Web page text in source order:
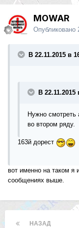
MOWAR
Опубликовано
В 22.11.2015 в
В 22.11.2015
Нужно смотреть
во втором ряду.
163й дорест
вот именно на таком я
сообщениях выше.
НАЗАД